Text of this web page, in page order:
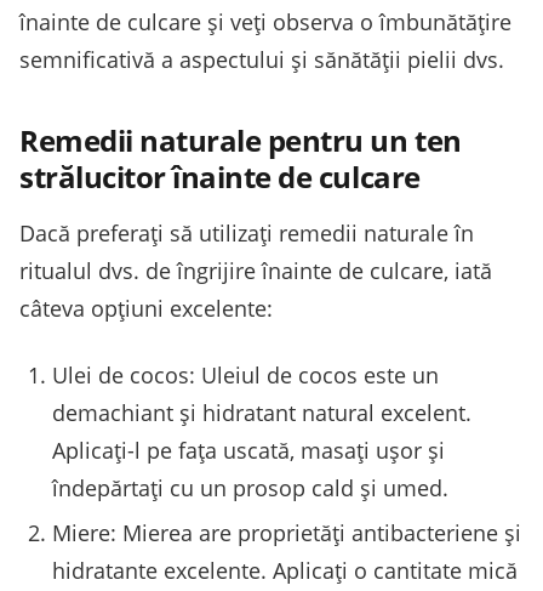
înainte de culcare și veți observa o îmbunătățire
semnificativă a aspectului și sănătății pielii dvs.
Remedii naturale pentru un ten
strălucitor înainte de culcare
Dacă preferați să utilizați remedii naturale în
ritualul dvs. de îngrijire înainte de culcare, iată
câteva opțiuni excelente:
Ulei de cocos: Uleiul de cocos este un
demachiant și hidratant natural excelent.
Aplicați-l pe fața uscată, masați ușor și
îndepărtați cu un prosop cald și umed.
Miere: Mierea are proprietăți antibacteriene și
hidratante excelente. Aplicați o cantitate mică